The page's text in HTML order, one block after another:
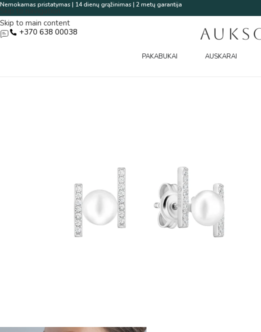
Skip to navigation
Skip to main content
Nemokamas pristatymas | 14 dienų grąžinimas | 2 metų garantija
+370 638 00038
PAKABUKAI AUSKARAI